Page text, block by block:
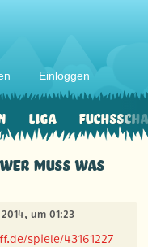
Einloggen
Liga
muss was
um 01:23
spiele/43161227